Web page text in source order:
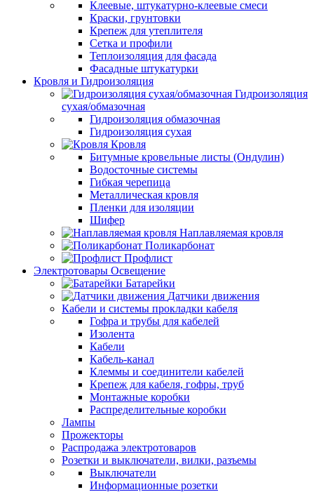
Клеевые, штукатурно-клеевые смеси
Краски, грунтовки
Крепеж для утеплителя
Сетка и профили
Теплоизоляция для фасада
Фасадные штукатурки
Кровля и Гидроизоляция
Гидроизоляция
сухая/обмазочная
Гидроизоляция обмазочная
Гидроизоляция сухая
Кровля
Битумные кровельные листы (Ондулин)
Водосточные системы
Гибкая черепица
Металлическая кровля
Пленки для изоляции
Шифер
Наплавляемая кровля
Поликарбонат
Профлист
Электротовары Освещение
Батарейки
Датчики движения
Кабели и системы прокладки кабеля
Гофра и трубы для кабелей
Изолента
Кабели
Кабель-канал
Клеммы и соединители кабелей
Крепеж для кабеля, гофры, труб
Монтажные коробки
Распределительные коробки
Лампы
Прожекторы
Распродажа электротоваров
Розетки и выключатели, вилки, разъемы
Выключатели
Информационные розетки